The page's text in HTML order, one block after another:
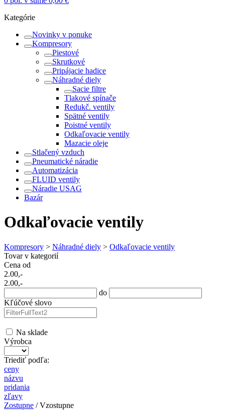
Kategórie
Novinky v ponuke
Kompresory
Piestové
Skrutkové
Pripájacie hadice
Náhradné diely
Sacie filtre
Tlakové spínače
Redukč. ventily
Spätné ventily
Poistné ventily
Odkaľovacie ventily
Mazacie oleje
Stlačený vzduch
Pneumatické náradie
Automatizácia
FLUID ventily
Náradie USAG
Bazár
Odkaľovacie ventily
Kompresory > Náhradné diely > Odkaľovacie ventily
Tovar v kategorií
Cena od
2.00,-
2.00,-
do
Kľúčové slovo
Na sklade
Výrobca
Triediť podľa:
ceny
názvu
pridania
zľavy
Zostupne / Vzostupne